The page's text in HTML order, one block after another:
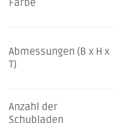
Farbe
Abmessungen (B x H x
T)
Anzahl der
Schubladen